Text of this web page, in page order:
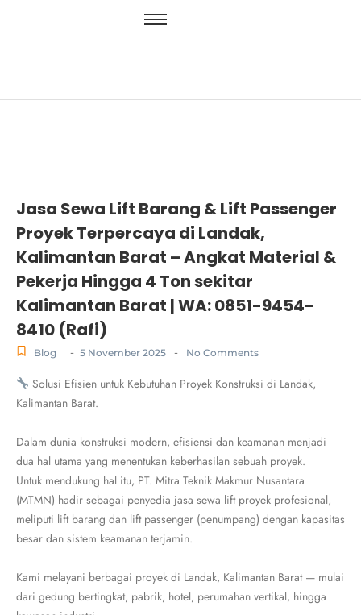
Jasa Sewa Lift Barang & Lift Passenger
Proyek Terpercaya di Landak,
Kalimantan Barat – Angkat Material &
Pekerja Hingga 4 Ton sekitar
Kalimantan Barat | WA: 0851-9454-
8410 (Rafi)
Blog - 5 November 2025 - No Comments
Solusi Efisien untuk Kebutuhan Proyek Konstruksi di Landak,
Kalimantan Barat.
Dalam dunia konstruksi modern, efisiensi dan keamanan menjadi
dua hal utama yang menentukan keberhasilan sebuah proyek.
Untuk mendukung hal itu, PT. Mitra Teknik Makmur Nusantara
(MTMN) hadir sebagai penyedia jasa sewa lift proyek profesional,
meliputi lift barang dan lift passenger (penumpang) dengan kapasitas
besar dan sistem keamanan terjamin.
Kami melayani berbagai proyek di Landak, Kalimantan Barat — mulai
dari gedung bertingkat, pabrik, hotel, perumahan vertikal, hingga